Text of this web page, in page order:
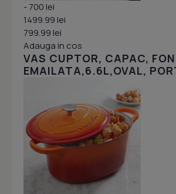
- 700 lei
1499.99 lei
799.99 lei
Adauga in cos
VAS CUPTOR, CAPAC,
EMAILATA,6.6L,OVAL,